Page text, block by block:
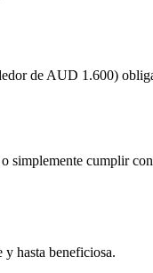
de AUD 1.600)
cumplir
y hasta beneficiosa.